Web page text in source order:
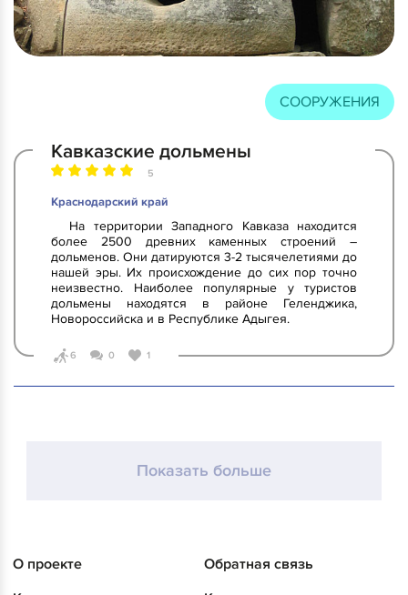
СООРУЖЕНИЯ
Кавказские дольмены
5
Краснодарский край
На территории Западного Кавказа находится
более 2500 древних каменных строений –
дольменов. Они датируются 3-2 тысячелетиями до
нашей эры. Их происхождение до сих пор точно
неизвестно. Наиболее популярные у туристов
дольмены находятся в районе Геленджика,
Новороссийска и в Республике Адыгея.
6 0 1
Показать больше
О проекте
Обратная связь